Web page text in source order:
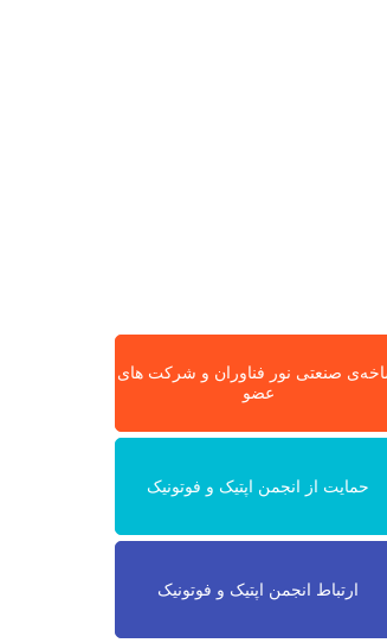
صنعتی نور فناوران و شرکت های
عضو
حمایت از انجمن اپتیک و فوتونیک
ارتباط انجمن اپتیک و فوتونیک